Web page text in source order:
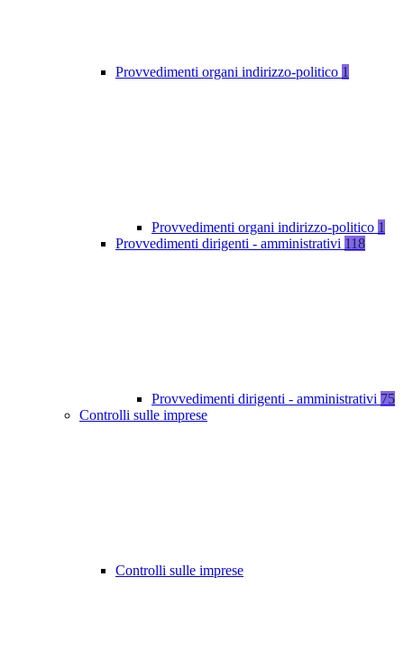
Provvedimenti organi indirizzo-politico 1
Provvedimenti organi indirizzo-politico 1
Provvedimenti dirigenti - amministrativi 118
Provvedimenti dirigenti - amministrativi 75
Controlli sulle imprese
Controlli sulle imprese